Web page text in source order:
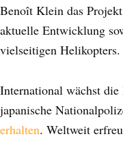
Benoît Klein das
aktuelle Entwicklung
vielseitigen Helikopters.
International wächst
japanische
erhalten. Weltweit